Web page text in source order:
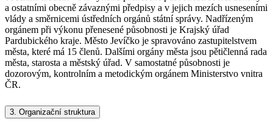
a ostatními obecně závaznými předpisy a v jejich mezích usneseními
vlády a směrnicemi ústředních orgánů státní správy. Nadřízeným
orgánem při výkonu přenesené působnosti je Krajský úřad
Pardubického kraje. Město Jevíčko je spravováno zastupitelstvem
města, které má 15 členů. Dalšími orgány města jsou pětičlenná rada
města, starosta a městský úřad. V samostatné působnosti je
dozorovým, kontrolním a metodickým orgánem Ministerstvo vnitra
ČR.
3. Organizační struktura